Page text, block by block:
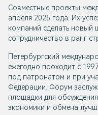
Совместные проекты
апреля 2025 года. Их
компаний сделать новый
сотрудничество в ранг
Петербургский
ежегодно проходит с
под патронатом и при
Федерации. Форум
площадки для
экономики и обмена